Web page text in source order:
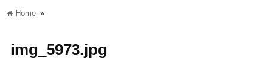
home Home »
img_5973.jpg